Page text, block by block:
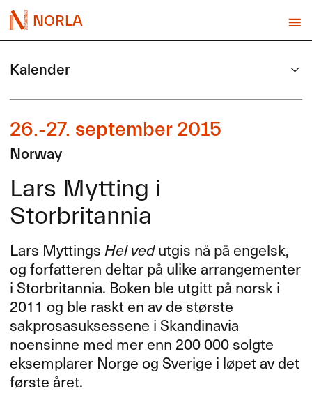
NORLA
Kalender
26.-27. september 2015
Norway
Lars Mytting i
Storbritannia
Lars MyttingsHel vedutgis nå på engelsk,
og forfatteren deltar på ulike arrangementer
i Storbritannia. Boken ble utgitt på norsk i
2011 og ble raskt en av de største
sakprosasuksessene i Skandinavia
noensinne med mer enn 200 000 solgte
eksemplarer Norge og Sverige i løpet av det
første året.